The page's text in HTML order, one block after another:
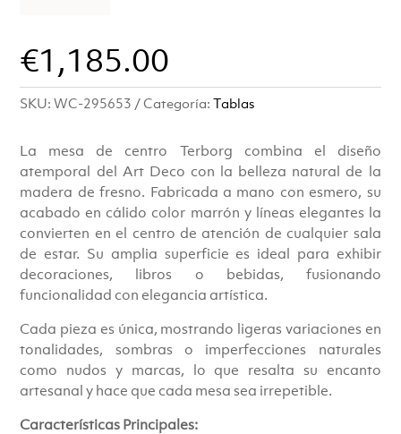
€1,185.00
SKU:WC-295653 Categoría:Tablas
La mesa de centro Terborg combina el diseño
atemporal del Art Deco con la belleza natural de la
madera de fresno. Fabricada a mano con esmero, su
acabado en cálido color marrón y líneas elegantes la
convierten en el centro de atención de cualquier sala
de estar. Su amplia superficie es ideal para exhibir
decoraciones, libros o bebidas, fusionando
funcionalidad con elegancia artística.
Cada pieza es única, mostrando ligeras variaciones en
tonalidades, sombras o imperfecciones naturales
como nudos y marcas, lo que resalta su encanto
artesanal y hace que cada mesa sea irrepetible.
Características Principales: